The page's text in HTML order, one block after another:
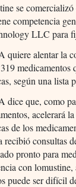
se
competencia
LLC para
quiere alentar la
según una lista
dice que, como
acelerará
de los
recibió consultas
pronto para
con
puede ser difícil